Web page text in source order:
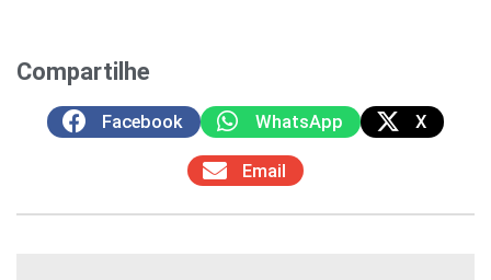
Compartilhe
Facebook WhatsApp X
Email